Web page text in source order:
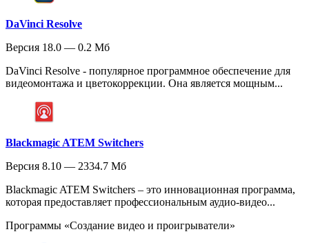
DaVinci Resolve
Версия 18.0 — 0.2 Мб
DaVinci Resolve - популярное программное обеспечение для
видеомонтажа и цветокоррекции. Она является мощным...
Blackmagic ATEM Switchers
Версия 8.10 — 2334.7 Мб
Blackmagic ATEM Switchers – это инновационная программа,
которая предоставляет профессиональным аудио-видео...
Программы «Создание видео и проигрыватели»